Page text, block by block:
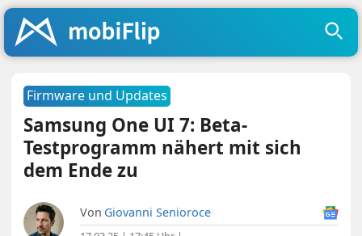
Firmware und Updates
Samsung One UI 7: Beta-
Testprogramm nähert mit sich
dem Ende zu
Von Giovanni Senioroce